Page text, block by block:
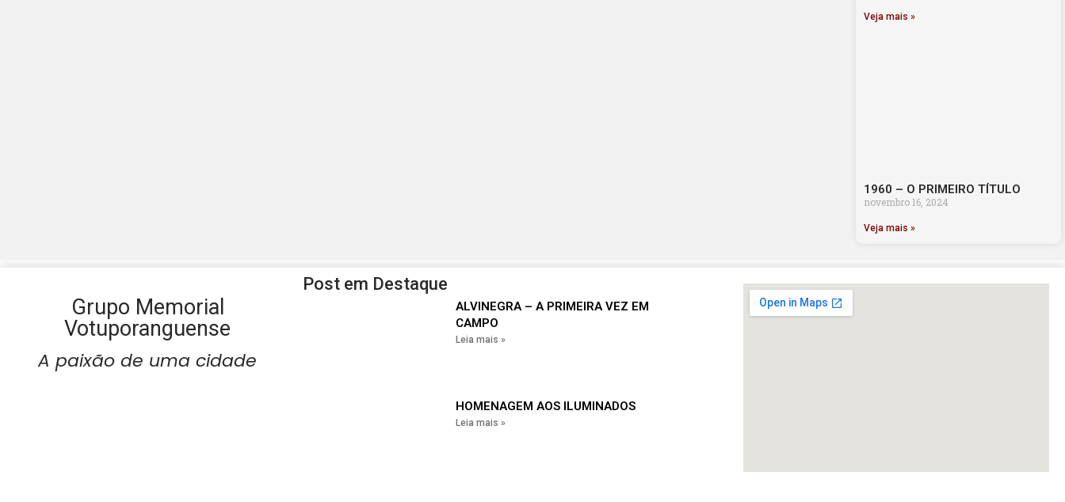
Veja mais »
1960 – O PRIMEIRO TÍTULO
novembro 16, 2024
Veja mais »
Grupo Memorial
Votuporanguense
A paixão de uma cidade
Post em Destaque
ALVINEGRA – A PRIMEIRA VEZ EM
CAMPO
Leia mais »
HOMENAGEM AOS ILUMINADOS
Leia mais »